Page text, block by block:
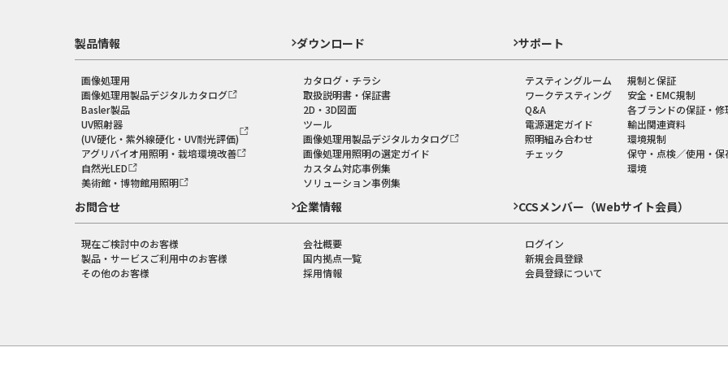
製品情報
画像処理用
画像処理用製品デジタルカタログ
Basler製品
UV照射器
(UV硬化・紫外線硬化・UV耐光評価)
アグリバイオ用照明・栽培環境改善
自然光LED
美術館・博物館用照明
ダウンロード
カタログ・チラシ
取扱説明書・保証書
2D・3D図面
ツール
画像処理用製品デジタルカタログ
画像処理用照明の選定ガイド
カスタム対応事例集
ソリューション事例集
サポート
テスティングルーム
ワークテスティング
Q&A
電源選定ガイド
照明組み合わせ
チェック
規制と保証
安全・EMC規制
各ブランドの保証・修
輸出関連資料
環境規制
保守・点検／使用・保
環境
お問合せ
現在ご検討中のお客様
製品・サービスご利用中のお客様
その他のお客様
企業情報
会社概要
国内拠点一覧
採用情報
CCSメンバー（Webサイト会員）
ログイン
新規会員登録
会員登録について